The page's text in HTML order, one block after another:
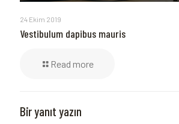
24 Ekim 2019
Vestibulum dapibus mauris
Read more
Bir yanıt yazın